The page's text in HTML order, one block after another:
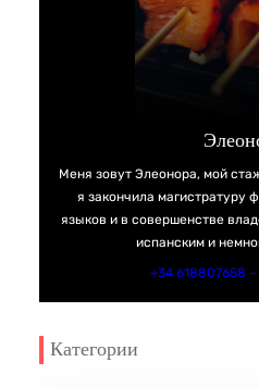
Меня зовут Элеонора, мой
я закончила магистратуру
языков и в совершенстве
испанским и
+34 618807658
Категории